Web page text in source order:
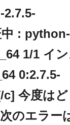
2.7.5-
中 : python-
1/1 イ
0:2.7.5-
c] 今度は
のエラー